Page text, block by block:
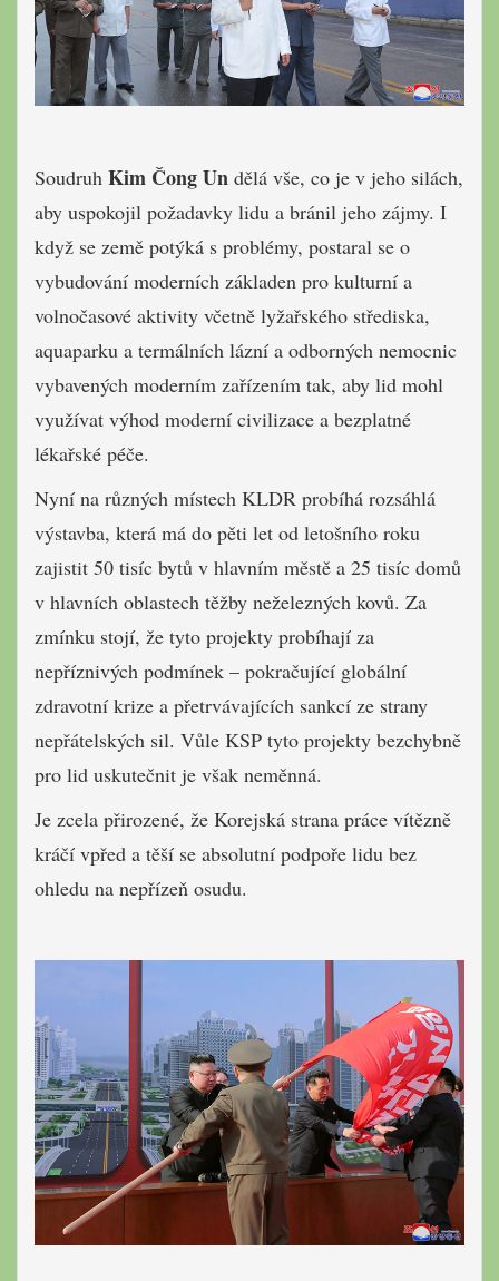
Soudruh Kim Čong Un dělá vše, co je v jeho silách,
aby uspokojil požadavky lidu a bránil jeho zájmy. I
když se země potýká s problémy, postaral se o
vybudování moderních základen pro kulturní a
volnočasové aktivity včetně lyžařského střediska,
aquaparku a termálních lázní a odborných nemocnic
vybavených moderním zařízením tak, aby lid mohl
využívat výhod moderní civilizace a bezplatné
lékařské péče.
Nyní na různých místech KLDR probíhá rozsáhlá
výstavba, která má do pěti let od letošního roku
zajistit 50 tisíc bytů v hlavním městě a 25 tisíc domů
v hlavních oblastech těžby neželezných kovů. Za
zmínku stojí, že tyto projekty probíhají za
nepříznivých podmínek – pokračující globální
zdravotní krize a přetrvávajících sankcí ze strany
nepřátelských sil. Vůle KSP tyto projekty bezchybně
pro lid uskutečnit je však neměnná.
Je zcela přirozené, že Korejská strana práce vítězně
kráčí vpřed a těší se absolutní podpoře lidu bez
ohledu na nepřízeň osudu.